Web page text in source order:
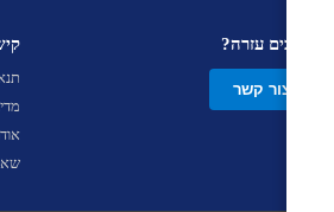
צריכים עזרה?
צור קשר